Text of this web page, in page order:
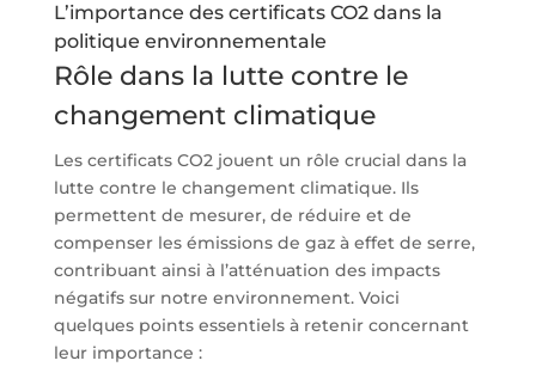
L’importance des certificats CO2 dans la
politique environnementale
Rôle dans la lutte contre le
changement climatique
Les certificats CO2 jouent un rôle crucial dans la
lutte contre le changement climatique. Ils
permettent de mesurer, de réduire et de
compenser les émissions de gaz à effet de serre,
contribuant ainsi à l’atténuation des impacts
négatifs sur notre environnement. Voici
quelques points essentiels à retenir concernant
leur importance :